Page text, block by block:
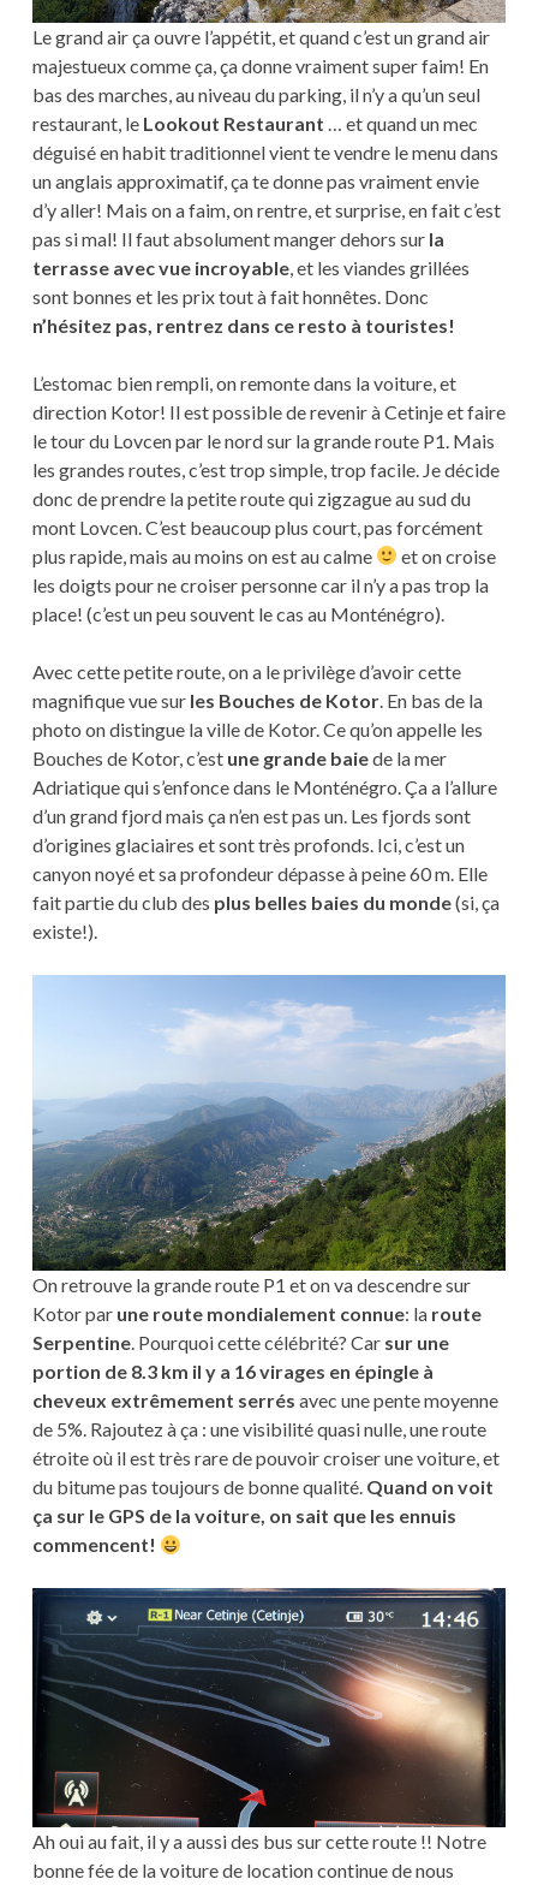
Le grand air ça ouvre l’appétit, et quand c’est un grand air
majestueux comme ça, ça donne vraiment super faim! En
bas des marches, au niveau du parking, il n’y a qu’un seul
restaurant, le Lookout Restaurant … et quand un mec
déguisé en habit traditionnel vient te vendre le menu dans
un anglais approximatif, ça te donne pas vraiment envie
d’y aller! Mais on a faim, on rentre, et surprise, en fait c’est
pas si mal! Il faut absolument manger dehors sur la
terrasse avec vue incroyable, et les viandes grillées
sont bonnes et les prix tout à fait honnêtes. Donc
n’hésitez pas, rentrez dans ce resto à touristes!
L’estomac bien rempli, on remonte dans la voiture, et
direction Kotor! Il est possible de revenir à Cetinje et faire
le tour du Lovcen par le nord sur la grande route P1. Mais
les grandes routes, c’est trop simple, trop facile. Je décide
donc de prendre la petite route qui zigzague au sud du
mont Lovcen. C’est beaucoup plus court, pas forcément
plus rapide, mais au moins on est au calme
et on croise
les doigts pour ne croiser personne car il n’y a pas trop la
place! (c’est un peu souvent le cas au Monténégro).
Avec cette petite route, on a le privilège d’avoir cette
magnifique vue sur les Bouches de Kotor. En bas de la
photo on distingue la ville de Kotor. Ce qu’on appelle les
Bouches de Kotor, c’est une grande baiede la mer
Adriatique qui s’enfonce dans le Monténégro. Ça a l’allure
d’un grand fjord mais ça n’en est pas un. Les fjords sont
d’origines glaciaires et sont très profonds. Ici, c’est un
canyon noyé et sa profondeur dépasse à peine 60 m. Elle
fait partie du club des plus belles baies du monde(si, ça
existe!).
On retrouve la grande route P1 et on va descendre sur
Kotor parune route mondialement connue: laroute
Serpentine. Pourquoi cette célébrité? Car sur une
portion de 8.3 km il y a 16 virages en épingle à
cheveux extrêmement serrés avec une pente moyenne
de 5%. Rajoutez à ça : une visibilité quasi nulle, une route
étroite où il est très rare de pouvoir croiser une voiture, et
du bitume pas toujours de bonne qualité. Quand on voit
ça sur le GPS de la voiture, on sait que les ennuis
commencent!
Ah oui au fait, il y a aussi des bus sur cette route !! Notre
bonne fée de la voiture de location continue de nous